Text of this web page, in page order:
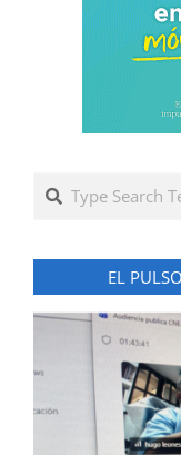
Search
EL